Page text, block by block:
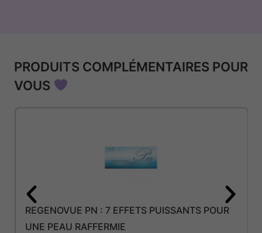
PRODUITS COMPLÉMENTAIRES POUR
VOUS
REGENOVUE PN : 7 EFFETS PUISSANTS POUR
UNE PEAU RAFFERMIE